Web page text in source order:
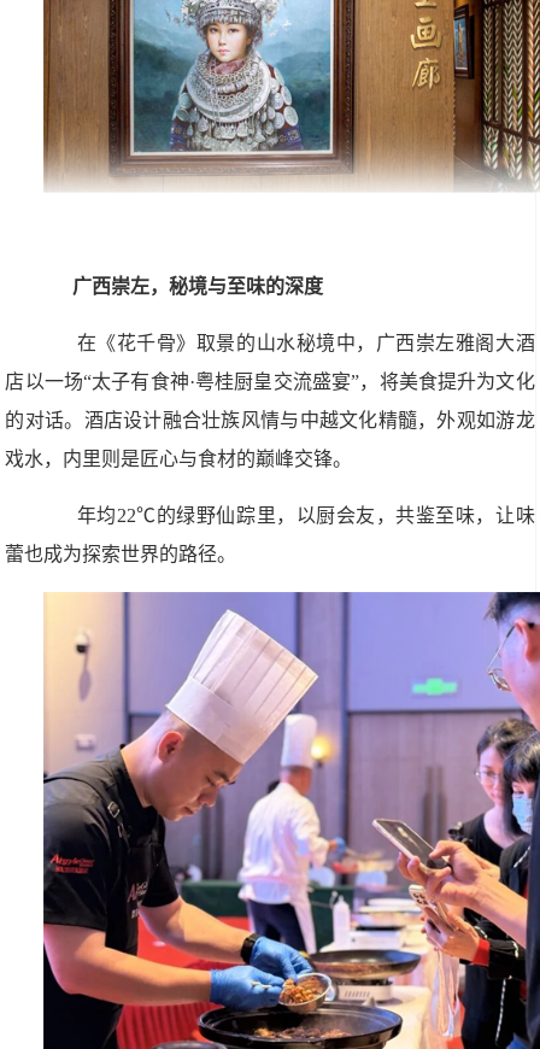
广西崇左，秘境与至味的深度
在《花千骨》取景的山水秘境中，广西崇左雅阁大酒
店以一场“太子有食神·粤桂厨皇交流盛宴”，将美食提升为文化
的对话。酒店设计融合壮族风情与中越文化精髓，外观如游龙
戏水，内里则是匠心与食材的巅峰交锋。
年均22℃的绿野仙踪里，以厨会友，共鉴至味，让味
蕾也成为探索世界的路径。